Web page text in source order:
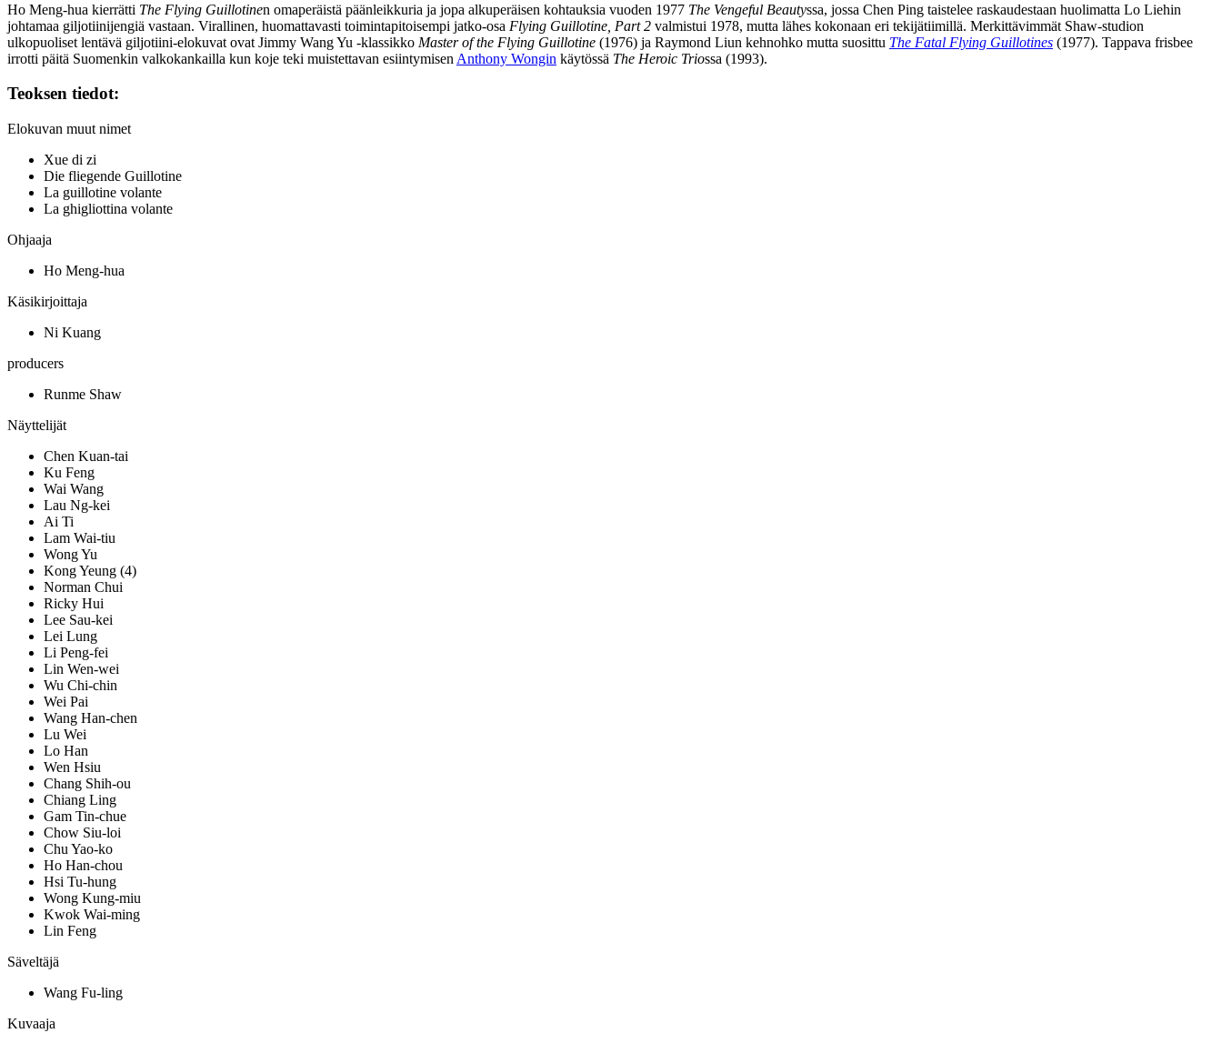
Ho Meng‑hua kierrätti The Flying Guillotinen omaperäistä päänleikkuria ja jopa alkuperäisen kohtauksia vuoden 1977 The Vengeful Beautyssa, jossa Chen Ping taistelee raskaudestaan huolimatta Lo Liehin
johtamaa giljotiinijengiä vastaan. Virallinen, huomattavasti toimintapitoisempi jatko‑osa Flying Guillotine, Part 2 valmistui 1978, mutta lähes kokonaan eri tekijätiimillä. Merkittävimmät Shaw-studion
ulkopuoliset lentävä giljotiini-elokuvat ovat Jimmy Wang Yu ‑klassikko Master of the Flying Guillotine (1976) ja Raymond Liun kehnohko mutta suosittu The Fatal Flying Guillotines (1977). Tappava frisbee
irrotti päitä Suomenkin valkokankailla kun koje teki muistettavan esiintymisen Anthony Wongin käytössä The Heroic Triossa (1993).
Teoksen tiedot:
Elokuvan muut nimet
Xue di zi
Die fliegende Guillotine
La guillotine volante
La ghigliottina volante
Ohjaaja
Ho Meng-hua
Käsikirjoittaja
Ni Kuang
producers
Runme Shaw
Näyttelijät
Chen Kuan-tai
Ku Feng
Wai Wang
Lau Ng-kei
Ai Ti
Lam Wai-tiu
Wong Yu
Kong Yeung (4)
Norman Chui
Ricky Hui
Lee Sau-kei
Lei Lung
Li Peng-fei
Lin Wen-wei
Wu Chi-chin
Wei Pai
Wang Han-chen
Lu Wei
Lo Han
Wen Hsiu
Chang Shih-ou
Chiang Ling
Gam Tin-chue
Chow Siu-loi
Chu Yao-ko
Ho Han-chou
Hsi Tu-hung
Wong Kung-miu
Kwok Wai-ming
Lin Feng
Säveltäjä
Wang Fu-ling
Kuvaaja